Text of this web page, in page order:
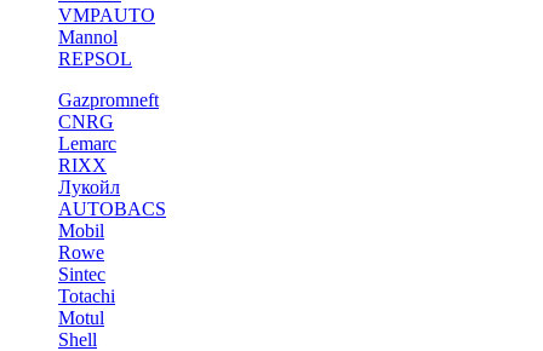
VMPAUTO
Mannol
REPSOL
Gazpromneft
CNRG
Lemarc
RIXX
Лукойл
AUTOBACS
Mobil
Rowe
Sintec
Totachi
Motul
Shell